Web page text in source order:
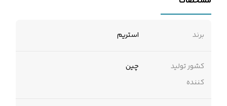
برند استریم
کشور تولید
کننده
چین